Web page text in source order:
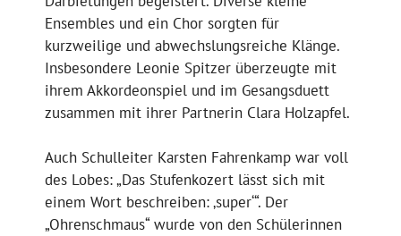
Ensembles und ein Chor sorgten für
kurzweilige und abwechslungsreiche Klänge.
Insbesondere Leonie Spitzer überzeugte mit
ihrem Akkordeonspiel und im Gesangsduett
zusammen mit ihrer Partnerin Clara Holzapfel.
Auch Schulleiter Karsten Fahrenkamp war voll
des Lobes: „Das Stufenkozert lässt sich mit
einem Wort beschreiben: ‚super‘“. Der
„Ohrenschmaus“ wurde von den Schülerinnen